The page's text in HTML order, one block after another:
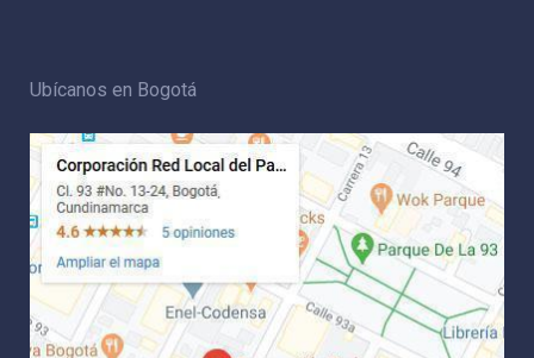
Ubícanos en Bogotá